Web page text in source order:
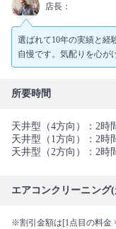
店長：
選ばれて10年の実績と経
自慢です。気配りを心が
所要時間
天井型（4方向）：2時
天井型（1方向）：2時
天井型（2方向）：2時
エアコンクリーニング
※割引金額は[1点目の料金